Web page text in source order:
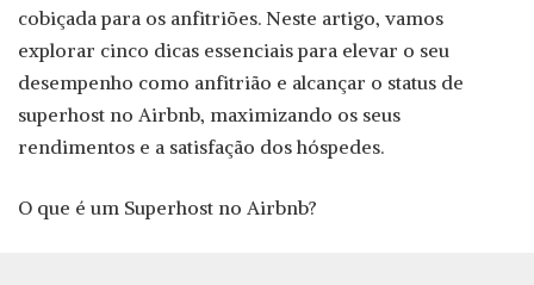
cobiçada para os anfitriões. Neste artigo, vamos
explorar cinco dicas essenciais para elevar o seu
desempenho como anfitrião e alcançar o status de
superhost no Airbnb, maximizando os seus
rendimentos e a satisfação dos hóspedes.
O que é um Superhost no Airbnb?